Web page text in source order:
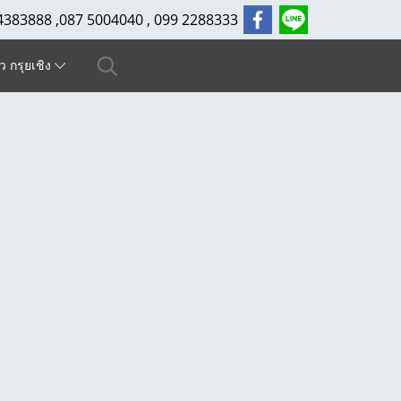
,087 5004040 , 099 2288333
กรุยเชิง